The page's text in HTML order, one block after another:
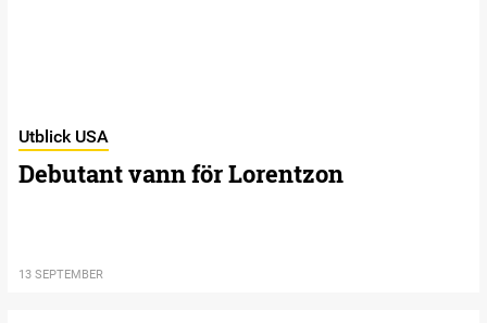
Utblick USA
Debutant vann för Lorentzon
13 SEPTEMBER